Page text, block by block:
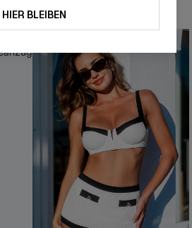
HIER BLEIBEN